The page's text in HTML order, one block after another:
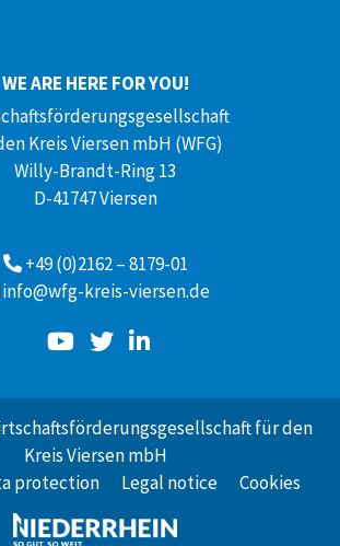
WE ARE HERE FOR YOU!
Kreis Viersen mbH (WFG)
Willy-Brandt-Ring 13
D-41747 Viersen
+49 (0)2162 – 8179-01
info@wfg-kreis-viersen.de
für den
Kreis Viersen mbH
protection Legal notice Cookies